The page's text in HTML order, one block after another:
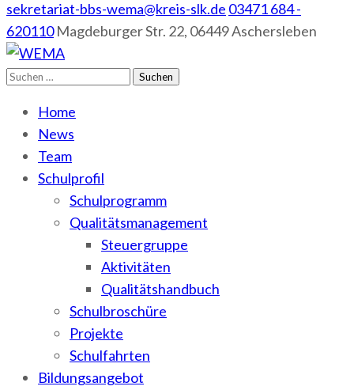
sekretariat-bbs-wema@kreis-slk.de 03471 684 -
620110 Magdeburger Str. 22, 06449 Aschersleben
WEMA
BbS I des Salzlandkreises
Suchen
Home
News
Team
Schulprofil
Schulprogramm
Qualitätsmanagement
Steuergruppe
Aktivitäten
Qualitätshandbuch
Schulbroschüre
Projekte
Schulfahrten
Bildungsangebot